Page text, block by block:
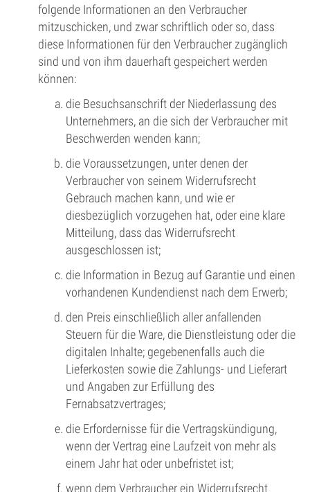
folgende Informationen an den Verbraucher
mitzuschicken, und zwar schriftlich oder so, dass
diese Informationen für den Verbraucher zugänglich
sind und von ihm dauerhaft gespeichert werden
können:
die Besuchsanschrift der Niederlassung des
Unternehmers, an die sich der Verbraucher mit
Beschwerden wenden kann;
die Voraussetzungen, unter denen der
Verbraucher von seinem Widerrufsrecht
Gebrauch machen kann, und wie er
diesbezüglich vorzugehen hat, oder eine klare
Mitteilung, dass das Widerrufsrecht
ausgeschlossen ist;
die Information in Bezug auf Garantie und einen
vorhandenen Kundendienst nach dem Erwerb;
den Preis einschließlich aller anfallenden
Steuern für die Ware, die Dienstleistung oder die
digitalen Inhalte; gegebenenfalls auch die
Lieferkosten sowie die Zahlungs- und Lieferart
und Angaben zur Erfüllung des
Fernabsatzvertrages;
die Erfordernisse für die Vertragskündigung,
wenn der Vertrag eine Laufzeit von mehr als
einem Jahr hat oder unbefristet ist;
wenn dem Verbraucher ein Widerrufsrecht